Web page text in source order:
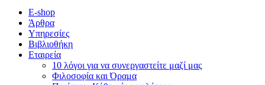
E-shop
Άρθρα
Υπηρεσίες
Βιβλιοθήκη
Εταιρεία
10 λόγοι για να συνεργαστείτε μαζί μας
Φιλοσοφία και Όραμα